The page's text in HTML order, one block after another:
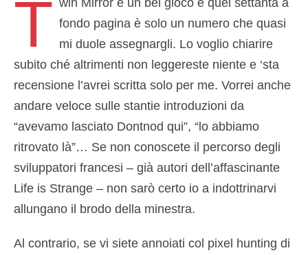
T win Mirror è un bel gioco e quel settanta a
fondo pagina è solo un numero che quasi
mi duole assegnargli. Lo voglio chiarire
subito ché altrimenti non leggereste niente e ‘sta
recensione l’avrei scritta solo per me. Vorrei anche
andare veloce sulle stantie introduzioni da
“avevamo lasciato Dontnod qui”, “lo abbiamo
ritrovato là”… Se non conoscete il percorso degli
sviluppatori francesi – già autori dell’affascinante
Life is Strange – non sarò certo io a indottrinarvi
allungano il brodo della minestra.
Al contrario, se vi siete annoiati col pixel hunting di